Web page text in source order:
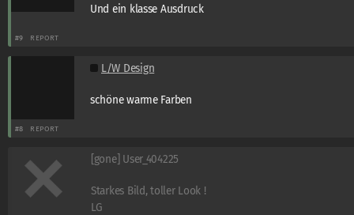
Und ein klasse Ausdruck
#9 REPORT
L/W Design
schöne warme Farben
#8 REPORT
[gone] User_404225
Starkes Bild, toller Look !
LG